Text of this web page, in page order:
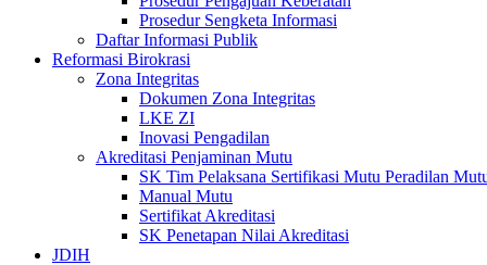
Prosedur Sengketa Informasi
Daftar Informasi Publik
Reformasi Birokrasi
Zona Integritas
Dokumen Zona Integritas
LKE ZI
Inovasi Pengadilan
Akreditasi Penjaminan Mutu
SK Tim Pelaksana Sertifikasi Mutu Peradilan
Manual Mutu
Sertifikat Akreditasi
SK Penetapan Nilai Akreditasi
JDIH